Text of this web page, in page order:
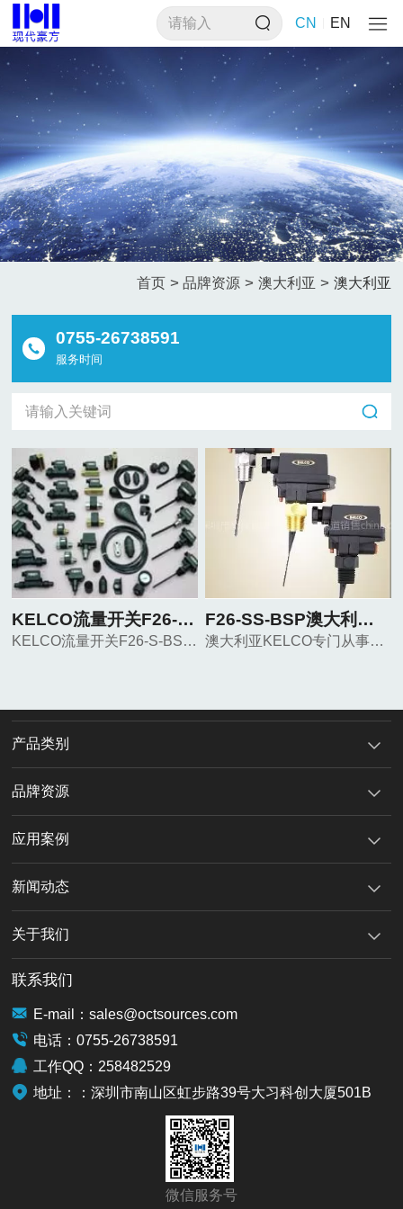
CN EN
首页 > 品牌资源 > 澳大利亚 > 澳大利亚
0755-26738591
服务时间
KELCO流量开关F26-S-BSP
KELCO流量开关F26-S-BSP KELCO流量开关F26-S-BSP KELCO流量开关F26-S-BSP
F26-SS-BSP澳大利亚KELCO流量开关
澳大利亚KELCO专门从事流体控制. 专业生产腐蚀流量开关, 液面开关,水平开关，浮动开关等.应用于各种酸，碱，海水及盐碱的液体中。
产品类别
品牌资源
应用案例
新闻动态
关于我们
联系我们
E-mail：sales@octsources.com
电话：0755-26738591
工作QQ：258482529
地址：：深圳市南山区虹步路39号大习科创大厦501B
微信服务号